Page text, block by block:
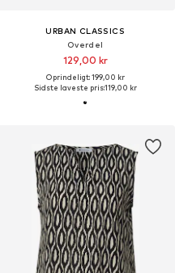
URBAN CLASSICS
Overdel
129,00 kr
Oprindeligt: 199,00 kr
Sidste laveste pris:119,00 kr